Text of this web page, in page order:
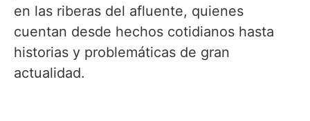
en las riberas del afluente, quienes
cuentan desde hechos cotidianos hasta
historias y problemáticas de gran
actualidad.